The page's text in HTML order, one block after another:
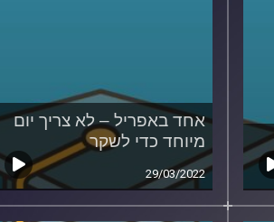
אחד באפריל – לא צריך יום
מיוחד כדי לשקר
29/03/2022